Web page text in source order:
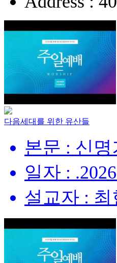
다음세대를 위한 유산들
본문 : 신명
일자 :
설교자 :